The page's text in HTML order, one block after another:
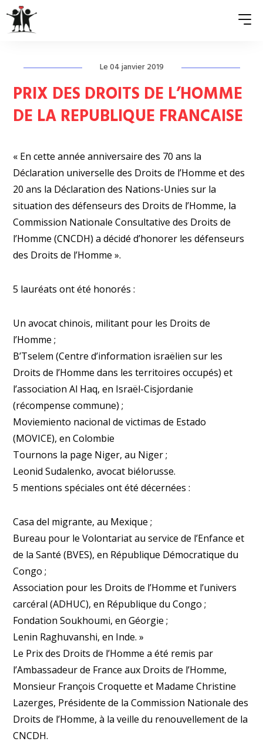
QUI SOMMES-NOUS ?
ASSOCIATIONS MEMBRES
S’ENGAGER
ACTUALITÉS
PRESSE
Le 04 janvier 2019
PRIX DES DROITS DE L’HOMME
DE LA REPUBLIQUE FRANCAISE
« En cette année anniversaire des 70 ans la
Déclaration universelle des Droits de l’Homme et des
20 ans la Déclaration des Nations-Unies sur la
situation des défenseurs des Droits de l’Homme, la
Commission Nationale Consultative des Droits de
l’Homme (CNCDH) a décidé d’honorer les défenseurs
des Droits de l’Homme ».
5 lauréats ont été honorés :
Un avocat chinois, militant pour les Droits de
l’Homme ;
B’Tselem (Centre d’information israëlien sur les
Droits de l’Homme dans les territoires occupés) et
l’association Al Haq, en Israël-Cisjordanie
(récompense commune) ;
Moviemiento nacional de victimas de Estado
(MOVICE), en Colombie
Tournons la page Niger, au Niger ;
Leonid Sudalenko, avocat biélorusse.
5 mentions spéciales ont été décernées :
Casa del migrante, au Mexique ;
Bureau pour le Volontariat au service de l’Enfance et
de la Santé (BVES), en République Démocratique du
Congo ;
Association pour les Droits de l’Homme et l’univers
carcéral (ADHUC), en République du Congo ;
Fondation Soukhoumi, en Géorgie ;
Lenin Raghuvanshi, en Inde. »
Le Prix des Droits de l’Homme a été remis par
l’Ambassadeur de France aux Droits de l’Homme,
Monsieur François Croquette et Madame Christine
Lazerges, Présidente de la Commission Nationale des
Droits de l’Homme, à la veille du renouvellement de la
CNCDH.